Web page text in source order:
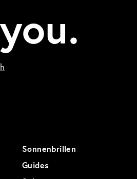
Sonnenbrillen
Guides